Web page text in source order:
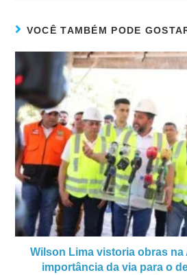
VOCÊ TAMBÉM PODE
Wilson Lima vistoria obras na
importância da via para o